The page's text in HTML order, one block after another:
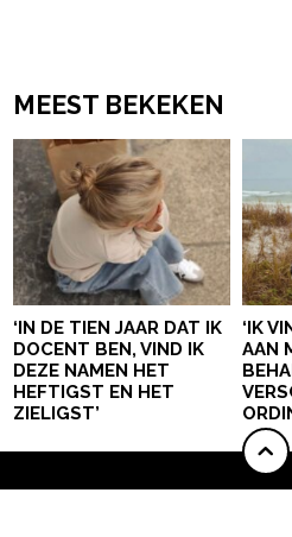
MEEST BEKEKEN
‘IN DE TIEN JAAR DAT IK
DOCENT BEN, VIND IK
DEZE NAMEN HET
HEFTIGST EN HET
ZIELIGST’
‘IK
AAN